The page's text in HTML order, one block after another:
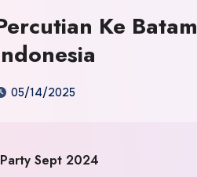
Ke Batam
05/14/2025
Sept 2024